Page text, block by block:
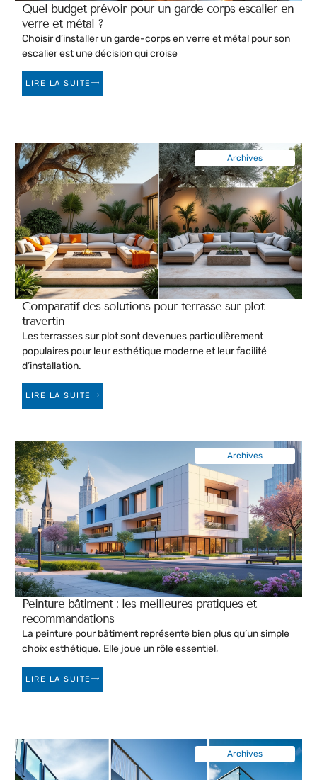
Quel budget prévoir pour un garde corps escalier en
verre et métal ?
Choisir d’installer un garde-corps en verre et métal pour son
escalier est une décision qui croise
LIRE LA SUITE
Comparatif des solutions pour terrasse sur plot
travertin
Les terrasses sur plot sont devenues particulièrement
populaires pour leur esthétique moderne et leur facilité
d’installation.
LIRE LA SUITE
Archives
Peinture bâtiment : les meilleures pratiques et
recommandations
La peinture pour bâtiment représente bien plus qu’un simple
choix esthétique. Elle joue un rôle essentiel,
LIRE LA SUITE
Archives
Archives